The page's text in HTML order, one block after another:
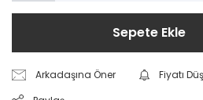
Sepete Ekle
Arkadaşına Öner
Fiyatı